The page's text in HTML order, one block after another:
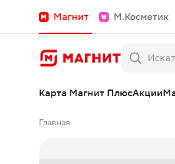
Магнит М.Косметик
Карта Магнит ПлюсАкции
Главная